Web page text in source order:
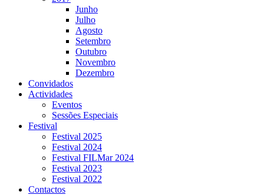
Junho
Julho
Agosto
Setembro
Outubro
Novembro
Dezembro
Convidados
Actividades
Eventos
Sessões Especiais
Festival
Festival 2025
Festival 2024
Festival FILMar 2024
Festival 2023
Festival 2022
Contactos